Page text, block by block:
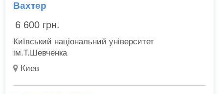
Вахтер
6 600 грн.
Київський національний університет
ім.Т.Шевченка
Киев